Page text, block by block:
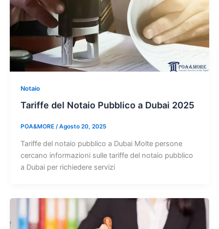
Notaio
Tariffe del Notaio Pubblico a Dubai 2025
POA&MORE /Agosto 20, 2025
Tariffe del notaio pubblico a Dubai Molte persone
cercano informazioni sulle tariffe del notaio pubblico
a Dubai per richiedere servizi